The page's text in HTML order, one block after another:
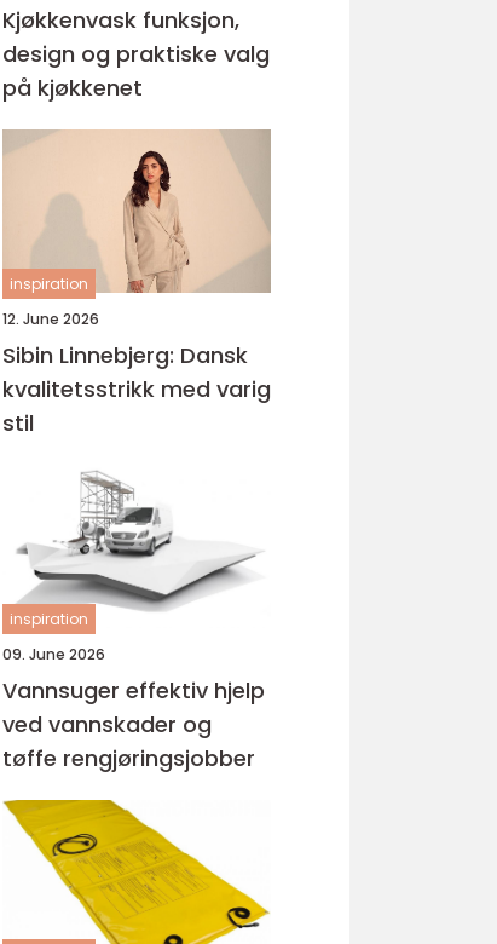
Kjøkkenvask funksjon,
design og praktiske valg
på kjøkkenet
inspiration
12. June 2026
Sibin Linnebjerg: Dansk
kvalitetsstrikk med varig
stil
inspiration
09. June 2026
Vannsuger effektiv hjelp
ved vannskader og
tøffe rengjøringsjobber